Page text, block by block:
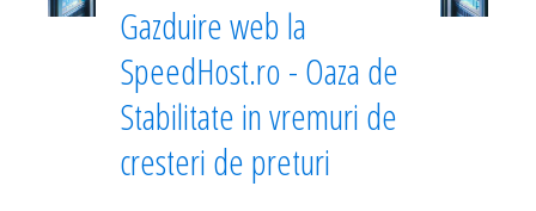
Gazduire web la
SpeedHost.ro - Oaza de
Stabilitate in vremuri de
cresteri de preturi